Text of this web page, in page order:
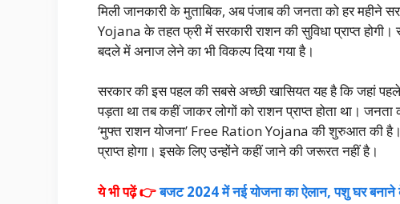
मिली जानकारी के मुताबिक, अब पंजाब की जनता को हर महीने
Yojana के तहत फ्री में सरकारी राशन की सुविधा प्राप्त
बदले में अनाज लेने का भी विकल्प दिया गया है।
सरकार की इस पहल की सबसे अच्छी खासियत यह है कि जहां
पड़ता था तब कहीं जाकर लोगों को राशन प्राप्त होता था।
‘मुफ्त राशन योजना’ Free Ration Yojana की शुरुआत की
प्राप्त होगा। इसके लिए उन्होंने कहीं जाने की जरूरत नहीं है।
ये भी पढ़ें 👉बजट 2024 में नई योजना का ऐलान, पशु घर बनाने